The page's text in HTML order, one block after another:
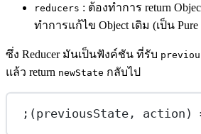
reducers : ต้องทำการ return
ทำการแก้ไข Object เดิม (เป็น Pure
ซึ่ง Reducer มันเป็นฟังค์ชัน ที่รับ
แล้ว return newState กลับไป
;(previousState , action )